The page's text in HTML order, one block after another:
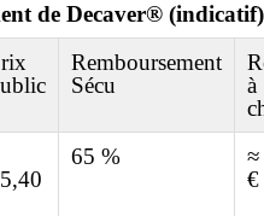
de Decaver® (indicatif)
Remboursement
Sécu
à
65 %
≈
€